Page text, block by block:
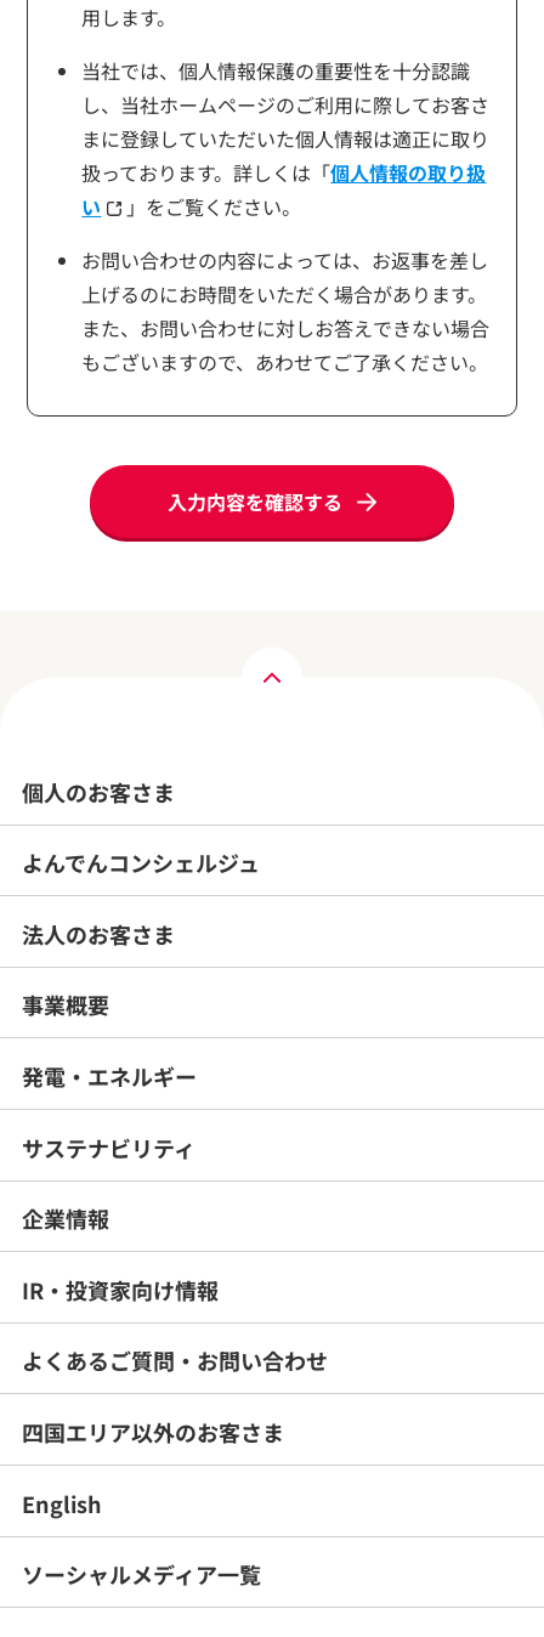
用します。
当社では、個人情報保護の重要性を十分認識
し、当社ホームページのご利用に際してお客さ
まに登録していただいた個人情報は適正に取り
扱っております。詳しくは「個人情報の取り扱
い
」をご覧ください。
お問い合わせの内容によっては、お返事を差し
上げるのにお時間をいただく場合があります。
また、お問い合わせに対しお答えできない場合
もございますので、あわせてご了承ください。
入力内容を確認する
個人のお客さま
よんでんコンシェルジュ
法人のお客さま
事業概要
発電・エネルギー
サステナビリティ
企業情報
IR・投資家向け情報
よくあるご質問・ お問い合わせ
四国エリア以外のお客さま
English
ソーシャルメディア一覧